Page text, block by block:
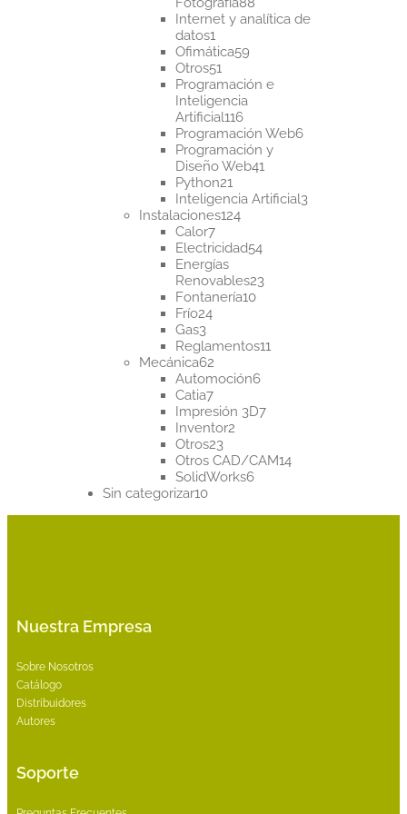
productos
Internet y analítica de
datos11
producto
Ofimática5959
Otros5151
productos
Programación e
Inteligencia
Artificial116116
productos
Programación Web66
Programación y
Diseño Web4141
Python2121
productos
Inteligencia Artificial33
Instalaciones124124
Calor77
productos
Electricidad5454
Energías
Renovables2323
Fontanería1010
Frío2424
Gas33
productos
Reglamentos1111
Mecánica6262
productos
Automoción66
Catia77
productos
Impresión 3D77
Inventor22
Otros2323
productos
Otros CAD/CAM1414
SolidWorks66
Sin categorizar1010
Nuestra Empresa
Sobre Nosotros
Catálogo
Distribuidores
Autores
Soporte